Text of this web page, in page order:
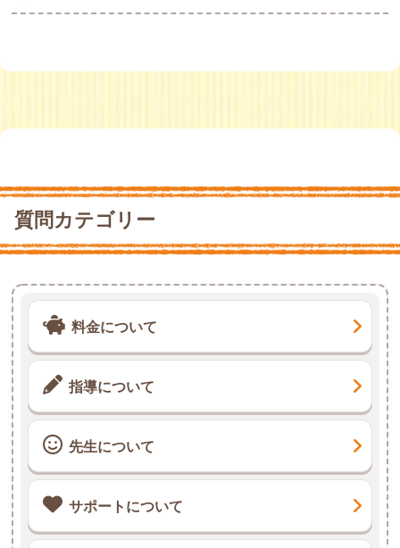
質問カテゴリー
料金について
指導について
先生について
サポートについて